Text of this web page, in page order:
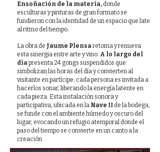
Ensoñación de la materia, donde
esculturas y pinturas de gran formato se
fundieron con la identidad de un espacio que late
al ritmo del tiempo.
La obra de Jaume Plensa retoma y renueva
esta sinergia entre arte y vino. A lo largo del
día presenta 24 gongs suspendidos que
simbolizan las horas del día y convierten al
visitante en partícipe: cada persona es invitada a
hacerlos sonar, liberando la energía latente en
cada pieza. Esta instalación sonora y
participativa, ubicada en la Nave II de la bodega,
se funde con el ambiente húmedo y oscuro del
lugar, evocando un refugio atemporal donde el
paso del tiempo se convierte en un canto a la
creación.